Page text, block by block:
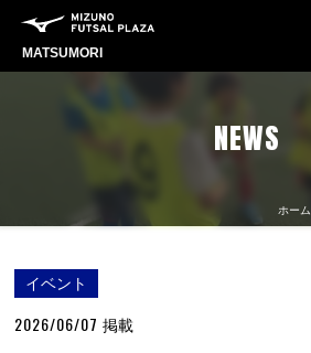
MATSUMORI
NEWS
ホーム
イベント
2026/06/07 掲載